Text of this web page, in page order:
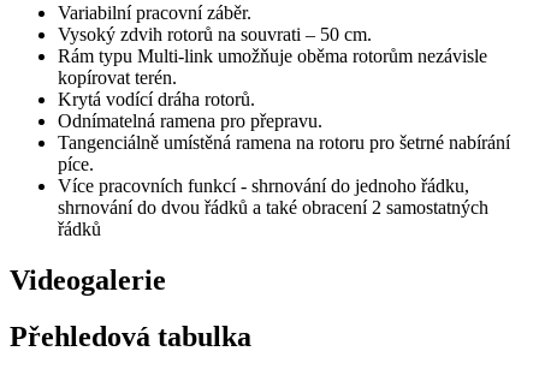
Variabilní pracovní záběr.
Vysoký zdvih rotorů na souvrati – 50 cm.
Rám typu Multi-link umožňuje oběma rotorům nezávisle
kopírovat terén.
Krytá vodící dráha rotorů.
Odnímatelná ramena pro přepravu.
Tangenciálně umístěná ramena na rotoru pro šetrné nabírání
píce.
Více pracovních funkcí - shrnování do jednoho řádku,
shrnování do dvou řádků a také obracení 2 samostatných
řádků
Videogalerie
Přehledová tabulka